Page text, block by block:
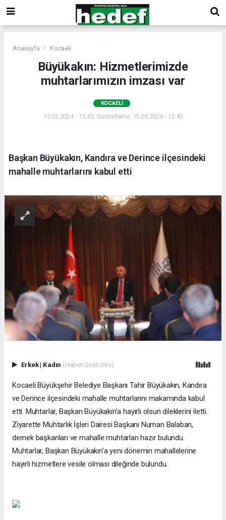
Anasayfa Kocaeli
Büyükakın: Hizmetlerimizde
muhtarlarımızın imzası var
KOCAELI
15.05.2024 - 15:43, Güncelleme: 15.05.2024 - 15:43
Başkan Büyükakın, Kandıra ve Derince ilçesindeki
mahalle muhtarlarını kabul etti
Erkek| Kadın (Haberi Sesli Oku)
Kocaeli Büyükşehir Belediye Başkanı Tahir Büyükakın, Kandıra
ve Derince ilçesindeki mahalle muhtarlarını makamında kabul
etti. Muhtarlar, Başkan Büyükakın’a hayırlı olsun dileklerini iletti.
Ziyarette Muhtarlık İşleri Dairesi Başkanı Numan Balaban,
dernek başkanları ve mahalle muhtarları hazır bulundu.
Muhtarlar, Başkan Büyükakın’a yeni dönemin mahallelerine
hayırlı hizmetlere vesile olması dileğinde bulundu.